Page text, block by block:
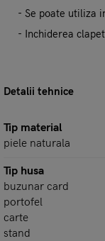
- Se poate utiliza
- Inchiderea
Detalii tehnice
Tip material
piele naturala
Tip husa
buzunar card
portofel
carte
stand